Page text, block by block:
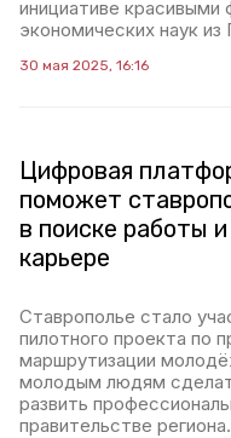
инициативе красивыми
экономических наук
30 мая 2025, 16:16
Цифровая
поможет
в поиске работы и
карьере
Ставрополье стало
пилотного проекта по
маршрутизации
молодым людям
развить
правительстве региона.